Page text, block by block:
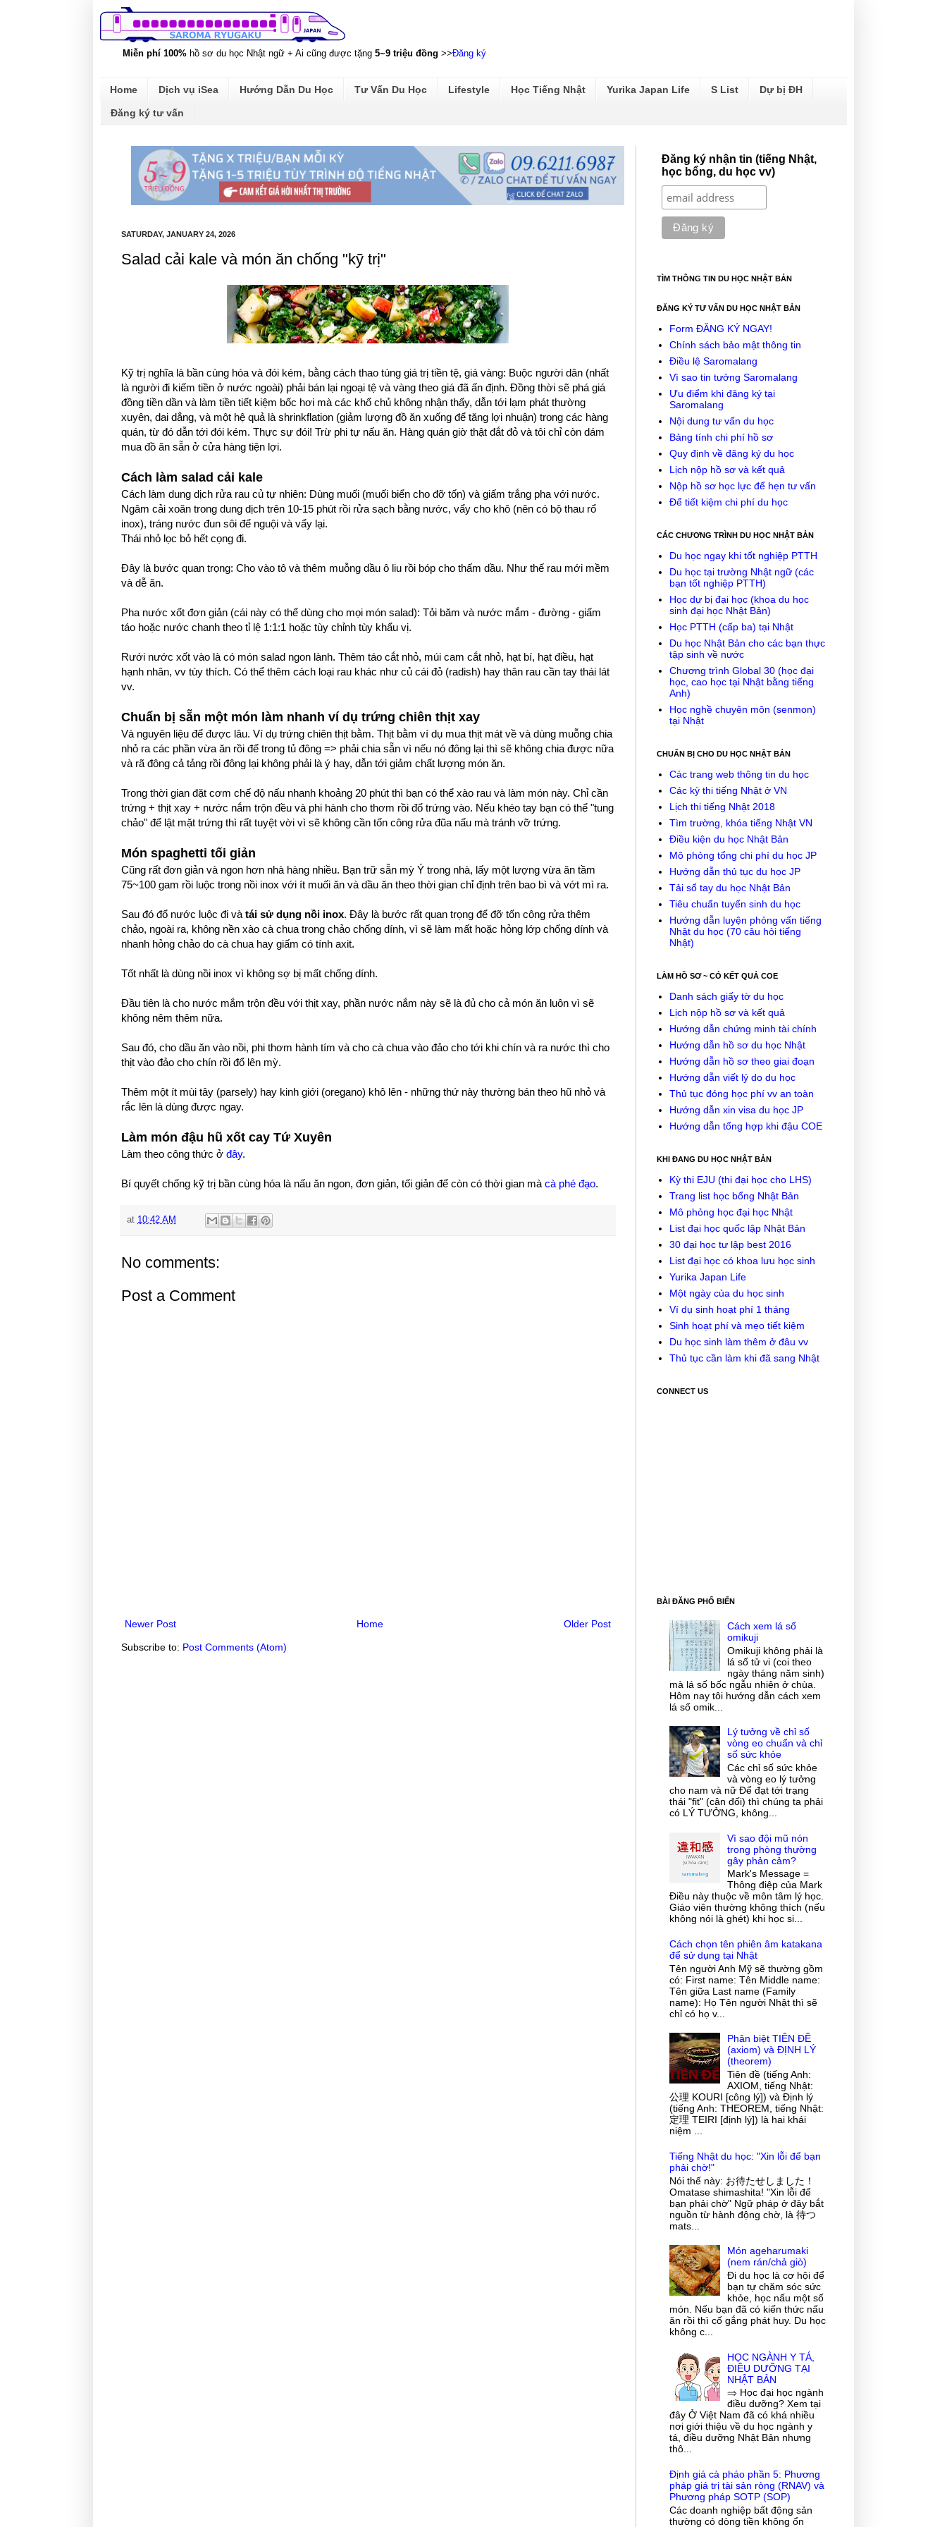
Miễn phí 100% hồ sơ du học Nhật ngữ + Ai cũng được tặng 5~9 triệu đồng >>Đăng ký
Home Dịch vụ iSea Hướng Dẫn Du Học Tư Vấn Du Học Lifestyle Học Tiếng Nhật Yurika Japan Life S List Dự bị ĐH
Đăng ký tư vấn
SATURDAY, JANUARY 24, 2026
Salad cải kale và món ăn chống "kỹ trị"
Kỹ trị nghĩa là bần cùng hóa và đói kém, bằng cách thao túng giá trị tiền tệ, giá vàng: Buộc người dân (nhất
là người đi kiếm tiền ở nước ngoài) phải bán lại ngoại tệ và vàng theo giá đã ấn định. Đồng thời sẽ phá giá
đồng tiền dần và làm tiền tiết kiệm bốc hơi mà các khổ chủ không nhận thấy, dẫn tới lạm phát thường
xuyên, dai dẳng, và một hệ quả là shrinkflation (giảm lượng đồ ăn xuống để tăng lợi nhuận) trong các hàng
quán, từ đó dẫn tới đói kém. Thực sự đói! Trừ phi tự nấu ăn. Hàng quán giờ thật đắt đỏ và tôi chỉ còn dám
mua đồ ăn sẵn ở cửa hàng tiện lợi.
Cách làm salad cải kale
Cách làm dung dịch rửa rau củ tự nhiên: Dùng muối (muối biển cho đỡ tốn) và giấm trắng pha với nước.
Ngâm cải xoăn trong dung dịch trên 10-15 phút rồi rửa sạch bằng nước, vẩy cho khô (nên có bộ thau rổ
inox), tráng nước đun sôi để nguội và vẩy lại.
Thái nhỏ lọc bỏ hết cọng đi.
Đây là bước quan trọng: Cho vào tô và thêm muỗng dầu ô liu rồi bóp cho thấm dầu. Như thế rau mới mềm
và dễ ăn.
Pha nước xốt đơn giản (cái này có thể dùng cho mọi món salad): Tỏi băm và nước mắm - đường - giấm
táo hoặc nước chanh theo tỉ lệ 1:1:1 hoặc tùy chỉnh tùy khẩu vị.
Rưới nước xốt vào là có món salad ngon lành. Thêm táo cắt nhỏ, múi cam cắt nhỏ, hạt bí, hạt điều, hạt
hạnh nhân, vv tùy thích. Có thể thêm cách loại rau khác như củ cái đỏ (radish) hay thân rau cần tay thái lát
vv.
Chuẩn bị sẵn một món làm nhanh ví dụ trứng chiên thịt xay
Và nguyên liệu để được lâu. Ví dụ trứng chiên thịt bằm. Thịt bằm ví dụ mua thịt mát về và dùng muỗng chia
nhỏ ra các phần vừa ăn rồi để trong tủ đông => phải chia sẵn vì nếu nó đông lại thì sẽ không chia được nữa
và rã đông cả tảng rồi đông lại không phải là ý hay, dẫn tới giảm chất lượng món ăn.
Trong thời gian đặt cơm chế độ nấu nhanh khoảng 20 phút thì bạn có thể xào rau và làm món này. Chỉ cần
trứng + thịt xay + nước nắm trộn đều và phi hành cho thơm rồi đổ trứng vào. Nếu khéo tay bạn có thể "tung
chảo" để lật mặt trứng thì rất tuyệt vời vì sẽ không cần tốn công rửa đũa nấu mà tránh vỡ trứng.
Món spaghetti tối giản
Cũng rất đơn giản và ngon hơn nhà hàng nhiều. Bạn trữ sẵn mỳ Ý trong nhà, lấy một lượng vừa ăn tầm
75~100 gam rồi luộc trong nồi inox với ít muối ăn và dầu ăn theo thời gian chỉ định trên bao bì và vớt mì ra.
Sau đó đổ nước luộc đi vàtái sử dụng nồi inox. Đây là bước rất quan trọng để đỡ tốn công rửa thêm
chảo, ngoài ra, không nền xào cà chua trong chảo chống dính, vì sẽ làm mất hoặc hỏng lớp chống dính và
nhanh hỏng chảo do cà chua hay giấm có tính axit.
Tốt nhất là dùng nồi inox vì không sợ bị mất chống dính.
Đầu tiên là cho nước mắm trộn đều với thịt xay, phần nước nắm này sẽ là đủ cho cả món ăn luôn vì sẽ
không nêm thêm nữa.
Sau đó, cho dầu ăn vào nồi, phi thơm hành tím và cho cà chua vào đảo cho tới khi chín và ra nước thì cho
thịt vào đảo cho chín rồi đổ lên mỳ.
Thêm một ít mùi tây (parsely) hay kinh giới (oregano) khô lên - những thứ này thường bán theo hũ nhỏ và
rắc lên là dùng được ngay.
Làm món đậu hũ xốt cay Tứ Xuyên
Làm theo công thức ở đây.
Bí quyết chống kỹ trị bần cùng hóa là nấu ăn ngon, đơn giản, tối giản để còn có thời gian màcà phé đạo.
at 10:42 AM
No comments:
Post a Comment
Newer Post Older Post
Home
Subscribe to: Post Comments (Atom)
Đăng ký nhận tin (tiếng Nhật,
học bổng, du học vv)
TÌM THÔNG TIN DU HỌC NHẬT BẢN
ĐĂNG KÝ TƯ VẤN DU HỌC NHẬT BẢN
Form ĐĂNG KÝ NGAY!
Chính sách bảo mật thông tin
Điều lệ Saromalang
Vì sao tin tưởng Saromalang
Ưu điểm khi đăng ký tại
Saromalang
Nội dung tư vấn du học
Bảng tính chi phí hồ sơ
Quy định về đăng ký du học
Lịch nộp hồ sơ và kết quả
Nộp hồ sơ học lực để hẹn tư vấn
Để tiết kiệm chi phí du học
CÁC CHƯƠNG TRÌNH DU HỌC NHẬT BẢN
Du học ngay khi tốt nghiệp PTTH
Du học tại trường Nhật ngữ (các
bạn tốt nghiệp PTTH)
Học dự bị đại học (khoa du học
sinh đại học Nhật Bản)
Học PTTH (cấp ba) tại Nhật
Du học Nhật Bản cho các bạn thực
tập sinh về nước
Chương trình Global 30 (học đại
học, cao học tại Nhật bằng tiếng
Anh)
Học nghề chuyên môn (senmon)
tại Nhật
CHUẨN BỊ CHO DU HỌC NHẬT BẢN
Các trang web thông tin du học
Các kỳ thi tiếng Nhật ở VN
Lịch thi tiếng Nhật 2018
Tìm trường, khóa tiếng Nhật VN
Điều kiện du học Nhật Bản
Mô phỏng tổng chi phí du học JP
Hướng dẫn thủ tục du học JP
Tải sổ tay du học Nhật Bản
Tiêu chuẩn tuyển sinh du học
Hướng dẫn luyện phỏng vấn tiếng
Nhật du học (70 câu hỏi tiếng
Nhật)
LÀM HỒ SƠ ~ CÓ KẾT QUẢ COE
Danh sách giấy tờ du học
Lịch nộp hồ sơ và kết quả
Hướng dẫn chứng minh tài chính
Hướng dẫn hồ sơ du học Nhật
Hướng dẫn hồ sơ theo giai đoạn
Hướng dẫn viết lý do du học
Thủ tục đóng học phí vv an toàn
Hướng dẫn xin visa du học JP
Hướng dẫn tổng hợp khi đậu COE
KHI ĐANG DU HỌC NHẬT BẢN
Kỳ thi EJU (thi đại học cho LHS)
Trang list học bổng Nhật Bản
Mô phỏng học đại học Nhật
List đại học quốc lập Nhật Bản
30 đại học tư lập best 2016
List đại học có khoa lưu học sinh
Yurika Japan Life
Một ngày của du học sinh
Ví dụ sinh hoạt phí 1 tháng
Sinh hoạt phí và mẹo tiết kiệm
Du học sinh làm thêm ở đâu vv
Thủ tục cần làm khi đã sang Nhật
CONNECT US
BÀI ĐĂNG PHỔ BIẾN
Cách xem lá số
omikuji
Omikuji không phải là
lá số tử vi (coi theo
ngày tháng năm sinh)
mà lá số bốc ngẫu nhiên ở chùa.
Hôm nay tôi hướng dẫn cách xem
lá số omik...
Lý tưởng về chỉ số
vòng eo chuẩn và chỉ
số sức khỏe
Các chỉ số sức khỏe
và vòng eo lý tưởng
cho nam và nữ Để đạt tới trạng
thái "fit" (cân đối) thì chúng ta phải
có LÝ TƯỞNG, không...
Vì sao đội mũ nón
trong phòng thường
gây phản cảm?
Mark's Message =
Thông điệp của Mark
Điều này thuộc về môn tâm lý học.
Giáo viên thường không thích (nếu
không nói là ghét) khi học si...
Cách chọn tên phiên âm katakana
để sử dụng tại Nhật
Tên người Anh Mỹ sẽ thường gồm
có: First name: Tên Middle name:
Tên giữa Last name (Family
name): Họ Tên người Nhật thì sẽ
chỉ có họ v...
Phân biệt TIÊN ĐỀ
(axiom) và ĐỊNH LÝ
(theorem)
Tiên đề (tiếng Anh:
AXIOM, tiếng Nhật:
公理 KOURI [công lý]) và Định lý
(tiếng Anh: THEOREM, tiếng Nhật:
定理 TEIRI [định lý]) là hai khái
niệm ...
Tiếng Nhật du học: "Xin lỗi để bạn
phải chờ!"
Nói thế này: お待たせしました！
Omatase shimashita! "Xin lỗi để
bạn phải chờ" Ngữ pháp ở đây bắt
nguồn từ hành động chờ, là 待つ
mats...
Món ageharumaki
(nem rán/chả giò)
Đi du học là cơ hội để
bạn tự chăm sóc sức
khỏe, học nấu một số
món. Nếu bạn đã có kiến thức nấu
ăn rồi thì cố gắng phát huy. Du học
không c...
HỌC NGÀNH Y TÁ,
ĐIỀU DƯỠNG TẠI
NHẬT BẢN
⇒ Học đại học ngành
điều dưỡng? Xem tại
đây Ở Việt Nam đã có khá nhiều
nơi giới thiệu về du học ngành y
tá, điều dưỡng Nhật Bản nhưng
thô...
Định giá cà pháo phần 5: Phương
pháp giá trị tài sản ròng (RNAV) và
Phương pháp SOTP (SOP)
Các doanh nghiệp bất động sản
thường có dòng tiền không ổn